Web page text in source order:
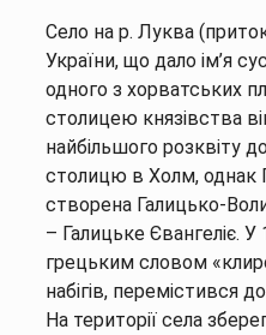
Село на р. Луква
України, що дало ім’я
одного з хорватських
столицею князівства
найбільшого розквіту
столицю в Холм, однак
створена Галицько-
– Галицьке Євангеліє.
грецьким словом
набігів, перемістився
На території села